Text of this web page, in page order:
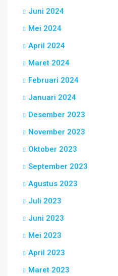
Juni 2024
Mei 2024
April 2024
Maret 2024
Februari 2024
Januari 2024
Desember 2023
November 2023
Oktober 2023
September 2023
Agustus 2023
Juli 2023
Juni 2023
Mei 2023
April 2023
Maret 2023